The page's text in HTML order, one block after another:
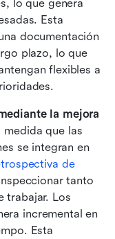
lo que genera
Esta
documentación
plazo, lo que
flexibles a
la mejora
medida que las
se integran en
de
tanto
trabajar. Los
incremental en
Esta